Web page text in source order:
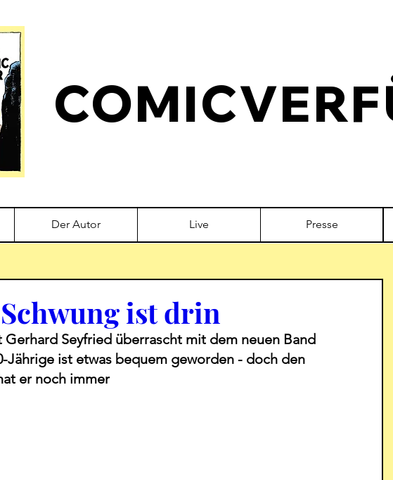
Der Autor Live Presse
ist drin
Gerhard Seyfried überrascht mit dem neuen Band
Jährige ist etwas bequem geworden - doch den
er noch immer